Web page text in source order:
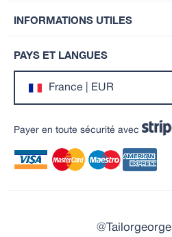
INFORMATIONS UTILES
PAYS ET LANGUES
France | EUR
Payer en toute sécurité avec